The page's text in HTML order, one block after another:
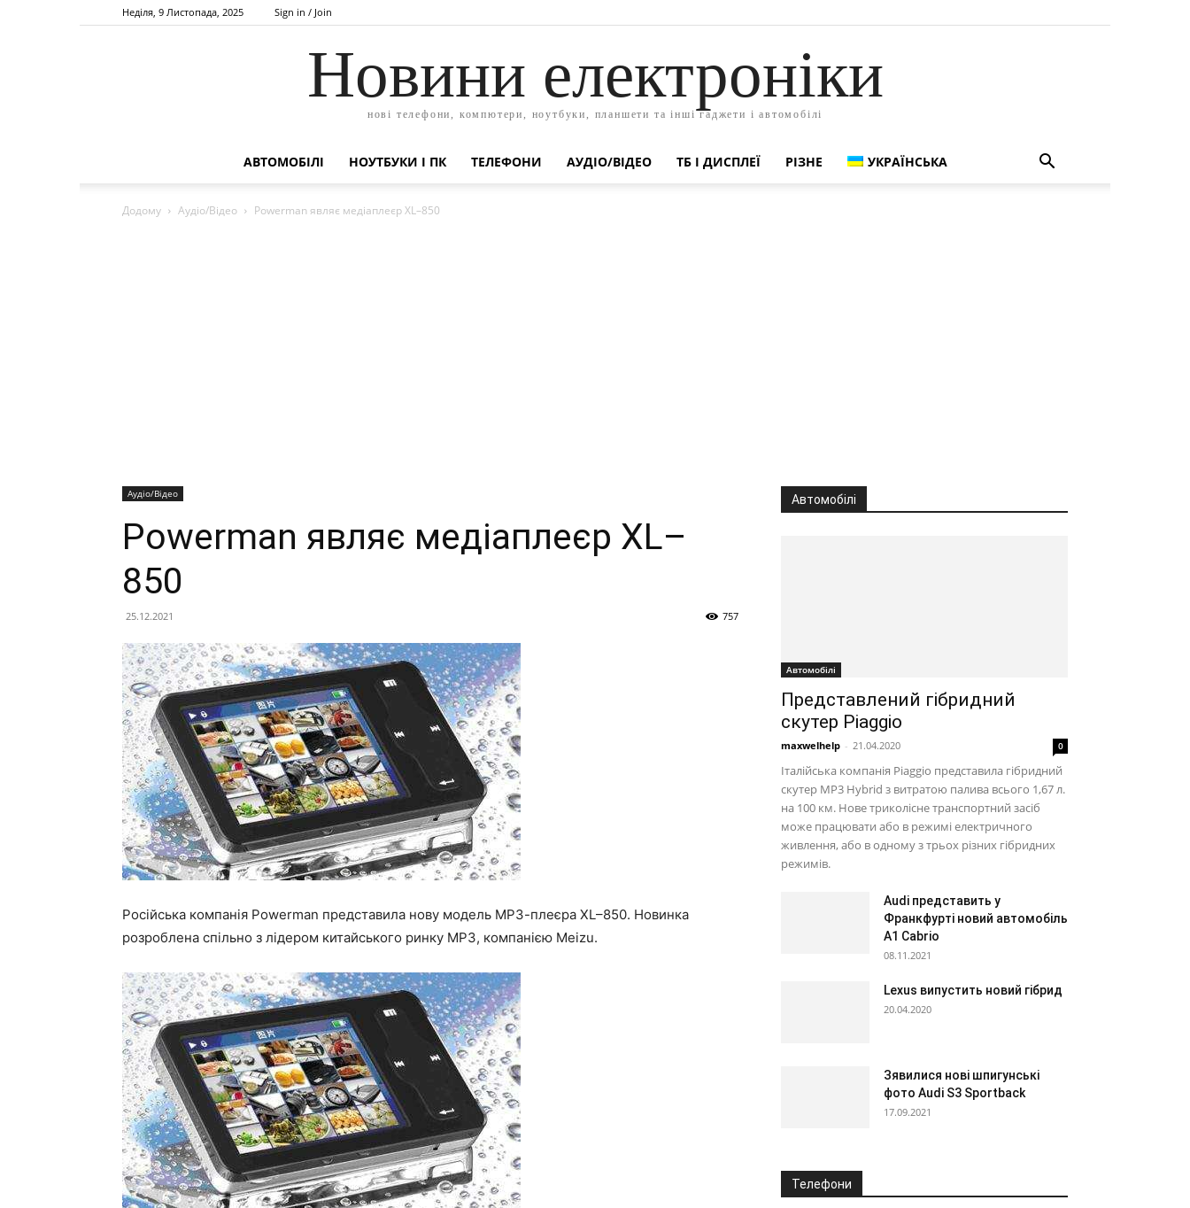
Неділя, 9 Листопада, 2025 Sign in / Join
Новини електроніки
нові телефони, компютери, ноутбуки, планшети та інші гаджети і автомобілі
АВТОМОБІЛІ НОУТБУКИ І ПК ТЕЛЕФОНИ АУДІО/ВІДЕО ТБ І ДИСПЛЕЇ РІЗНЕ УКРАЇНСЬКА
Додому Аудіо/Відео Powerman являє медіаплеєр XL–850
Аудіо/Відео
Powerman являє медіаплеєр XL–
850
25.12.2021 757
Російська компанія Powerman представила нову модель МР3-плеєра XL–850. Новинка
розроблена спільно з лідером китайського ринку MP3, компанією Meizu.
Автомобілі
Автомобілі
Представлений гібридний
скутер Piaggio
maxwelhelp - 21.04.2020 0
Італійська компанія Piaggio представила гібридний
скутер MP3 Hybrid з витратою палива всього 1,67 л.
на 100 км. Нове триколісне транспортний засіб
може працювати або в режимі електричного
живлення, або в одному з трьох різних гібридних
режимів.
Audi представить у
Франкфурті новий автомобіль
A1 Cabrio
08.11.2021
Lexus випустить новий гібрид
20.04.2020
Зявилися нові шпигунські
фото Audi S3 Sportback
17.09.2021
Телефони